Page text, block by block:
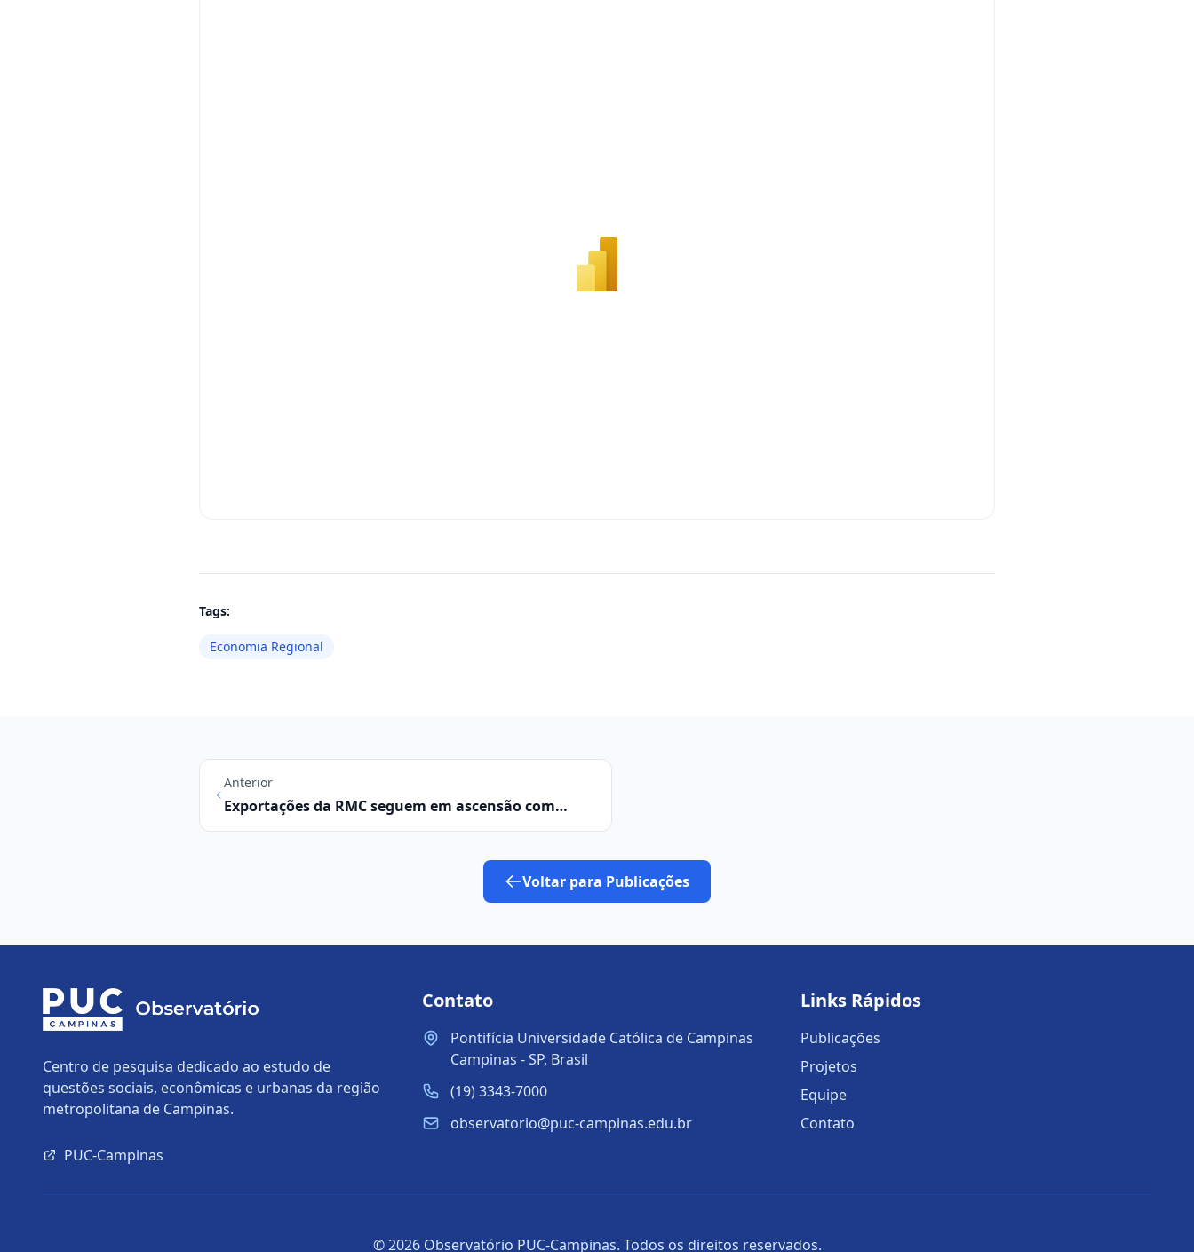
Tags:
Economia Regional
Anterior
Exportações da RMC seguem em ascensão com
crescimento de 20%, mas déficit persiste com força
Voltar para Publicações
Centro de pesquisa dedicado ao estudo de
questões sociais, econômicas e urbanas da região
metropolitana de Campinas.
PUC-Campinas
Contato
Pontifícia Universidade Católica de Campinas
Campinas - SP, Brasil
(19) 3343-7000
observatorio@puc-campinas.edu.br
Links Rápidos
Publicações
Projetos
Equipe
Contato
© 2026 Observatório PUC-Campinas. Todos os direitos reservados.